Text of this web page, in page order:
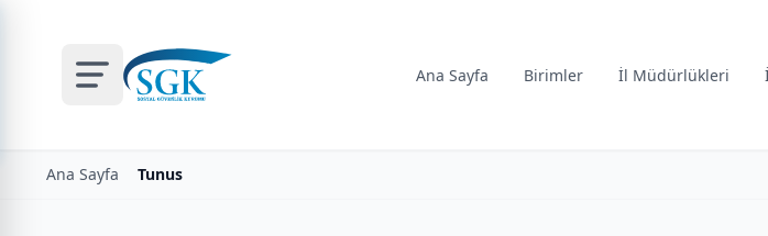
Ana Sayfa Birimler İl Müdürlükleri
Ana Sayfa Tunus